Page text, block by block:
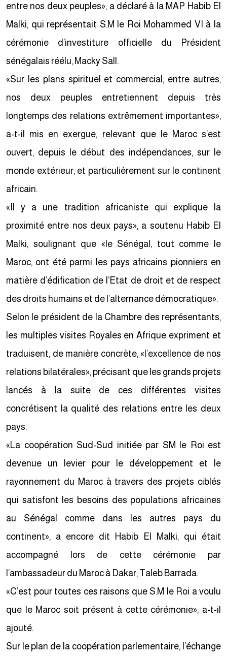
entre nos deux peuples», a déclaré à la MAP Habib El
Malki, qui représentait S.M le Roi Mohammed VI à la
cérémonie d’investiture officielle du Président
sénégalais réélu, Macky Sall.
«Sur les plans spirituel et commercial, entre autres,
nos deux peuples entretiennent depuis très
longtemps des relations extrêmement importantes»,
a-t-il mis en exergue, relevant que le Maroc s’est
ouvert, depuis le début des indépendances, sur le
monde extérieur, et particulièrement sur le continent
africain.
«Il y a une tradition africaniste qui explique la
proximité entre nos deux pays», a soutenu Habib El
Malki, soulignant que «le Sénégal, tout comme le
Maroc, ont été parmi les pays africains pionniers en
matière d’édification de l’Etat de droit et de respect
des droits humains et de l’alternance démocratique».
Selon le président de la Chambre des représentants,
les multiples visites Royales en Afrique expriment et
traduisent, de manière concrète, «l’excellence de nos
relations bilatérales», précisant que les grands projets
lancés à la suite de ces différentes visites
concrétisent la qualité des relations entre les deux
pays.
«La coopération Sud-Sud initiée par SM le Roi est
devenue un levier pour le développement et le
rayonnement du Maroc à travers des projets ciblés
qui satisfont les besoins des populations africaines
au Sénégal comme dans les autres pays du
continent», a encore dit Habib El Malki, qui était
accompagné lors de cette cérémonie par
l’ambassadeur du Maroc à Dakar, Taleb Barrada.
«C’est pour toutes ces raisons que S.M le Roi a voulu
que le Maroc soit présent à cette cérémonie», a-t-il
ajouté.
Sur le plan de la coopération parlementaire, l’échange